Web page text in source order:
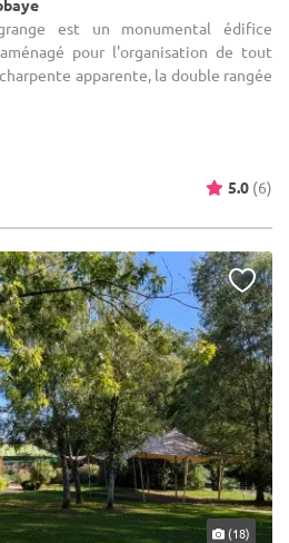
est un monumental édifice
pour l'organisation de tout
apparente, la double rangée
5.0 (6)
(18)